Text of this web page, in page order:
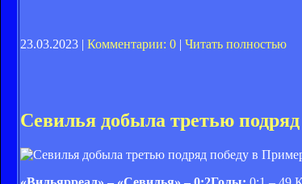
23.03.2023 | Комментарии: 0 | Читать полностью
Севилья добыла третью